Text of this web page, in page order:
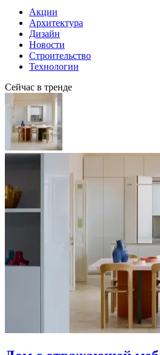
Акции
Архитектура
Дизайн
Новости
Строительство
Технологии
Сейчас в тренде